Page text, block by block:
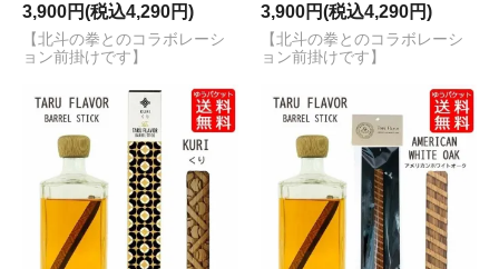
3,900円(税込4,290円)
【北斗の拳とのコラボレーシ
ョン前掛けです】
3,900円(税込4,290円)
【北斗の拳とのコラボレーシ
ョン前掛けです】